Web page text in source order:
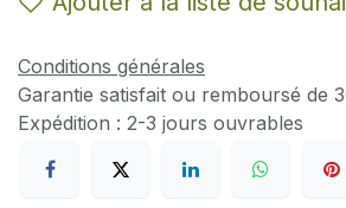
Conditions générales
Garantie satisfait ou remboursé de
Expédition : 2-3 jours ouvrables